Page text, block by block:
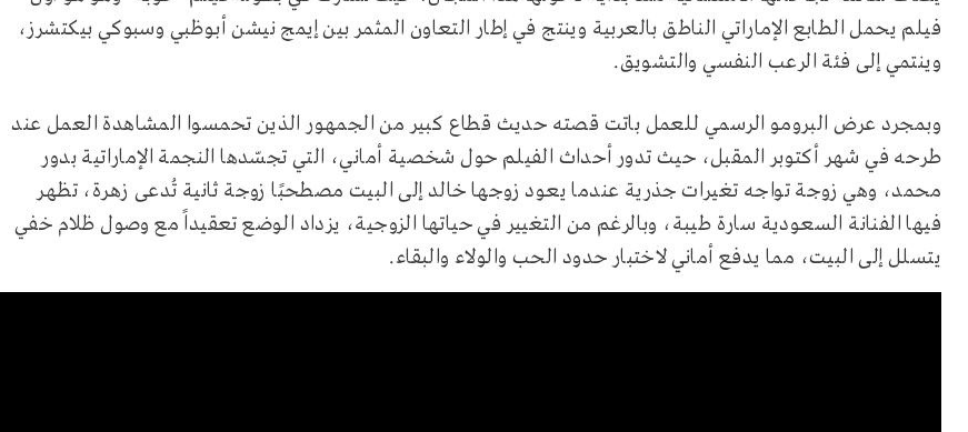
فيلم يحمل الطابع الإماراتي الناطق بالعربية وينتج في إطار التعاون المثمر بين إيمج نيشن أبوظبي وسبوكي بيكتشرز،
وينتمي إلى فئة الرعب النفسي والتشويق.
وبمجرد عرض البرومو الرسمي للعمل باتت قصته حديث قطاع كبير من الجمهور الذين تحمسوا المشاهدة العمل عند
طرحه في شهر أكتوبر المقبل، حيث تدور أحداث الفيلم حول شخصية أماني، التي تجسّدها النجمة الإماراتية بدور
محمد، وهي زوجة تواجه تغيرات جذرية عندما يعود زوجها خالد إلى البيت مصطحبًا زوجة ثانية تُدعى زهرة، تظهر
فيها الفنانة السعودية سارة طيبة، وبالرغم من التغيير في حياتها الزوجية، يزداد الوضع تعقيداً مع وصول ظلام خفي
يتسلل إلى البيت، مما يدفع أماني لاختبار حدود الحب والولاء والبقاء.